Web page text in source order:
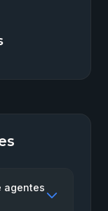
agentes